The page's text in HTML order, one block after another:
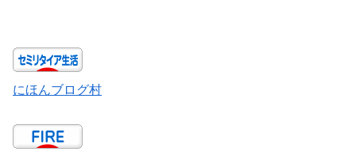
にほんブログ村